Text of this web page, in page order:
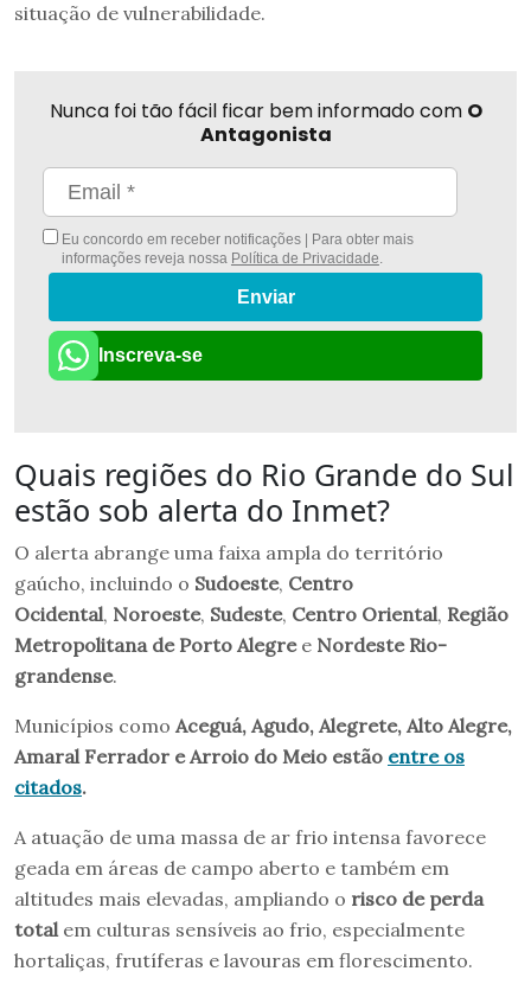
situação de vulnerabilidade.
Nunca foi tão fácil ficar bem informado com O
Antagonista
Eu concordo em receber notificações | Para obter mais
informações reveja nossa Política de Privacidade.
Enviar
Inscreva-se
Quais regiões do Rio Grande do Sul
estão sob alerta do Inmet?
O alerta abrange uma faixa ampla do território
gaúcho, incluindo o Sudoeste, Centro
Ocidental, Noroeste, Sudeste, Centro Oriental, Região
Metropolitana de Porto Alegree Nordeste Rio-
grandense.
Municípios como Aceguá, Agudo, Alegrete, Alto Alegre,
Amaral Ferrador e Arroio do Meio estão entre os
citados.
A atuação de uma massa de ar frio intensa favorece
geada em áreas de campo aberto e também em
altitudes mais elevadas, ampliando o risco de perda
total em culturas sensíveis ao frio, especialmente
hortaliças, frutíferas e lavouras em florescimento.